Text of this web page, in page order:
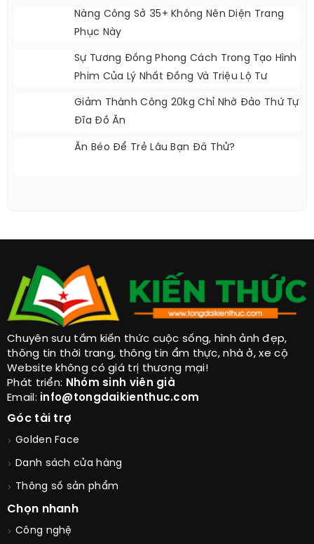
Nàng Công Sở 35+ Không Nên Diện Trang
Phục Này
Sự Tương Đồng Phong Cách Trong Tạo Hình
Phim Của Lý Nhất Đồng Và Triệu Lộ Tư
Giảm Thành Công 20kg Chỉ Nhờ Đảo Thứ Tự
Đĩa Đồ Ăn
Ăn Béo Để Trẻ Lâu Bạn Đã Thử?
Chuyên sưu tầm kiến thức cuộc sống, hình ảnh đẹp,
thông tin thời trang, thông tin ẩm thực, nhà ở, xe cộ
Website không có giá trị thương mại!
Phát triển: Nhóm sinh viên già
Email: info@tongdaikienthuc.com
Góc tài trợ
Golden Face
Danh sách cửa hàng
Thông số sản phẩm
Chọn nhanh
Công nghệ